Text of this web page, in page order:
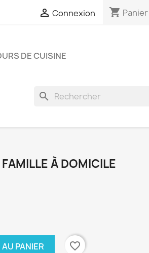
 Connexion shopping_cart Panier
DE CUISINE
search
À DOMICILE
PANIER favorite_border